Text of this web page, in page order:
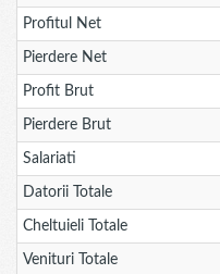
Profitul Net
Pierdere Net
Profit Brut
Pierdere Brut
Salariati
Datorii Totale
Cheltuieli Totale
Venituri Totale